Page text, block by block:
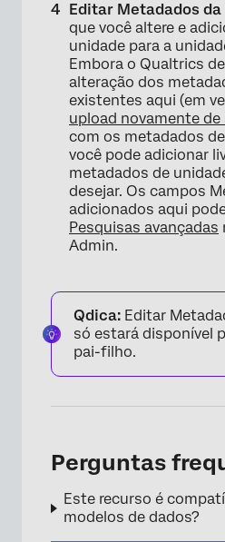
Editar Metadados da
que você altere e
unidade para a
Embora o Qualtrics
alteração dos
existentes aqui (em
upload novamente
com os metadados
você pode adicionar
metadados de
desejar. Os campos
adicionados aqui
Pesquisas avançadas
Admin.
Qdica: Editar
só estará disponível
pai-filho.
Perguntas
Este recurso é
modelos de dados?